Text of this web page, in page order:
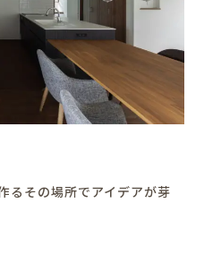
るその場所でアイデアが芽